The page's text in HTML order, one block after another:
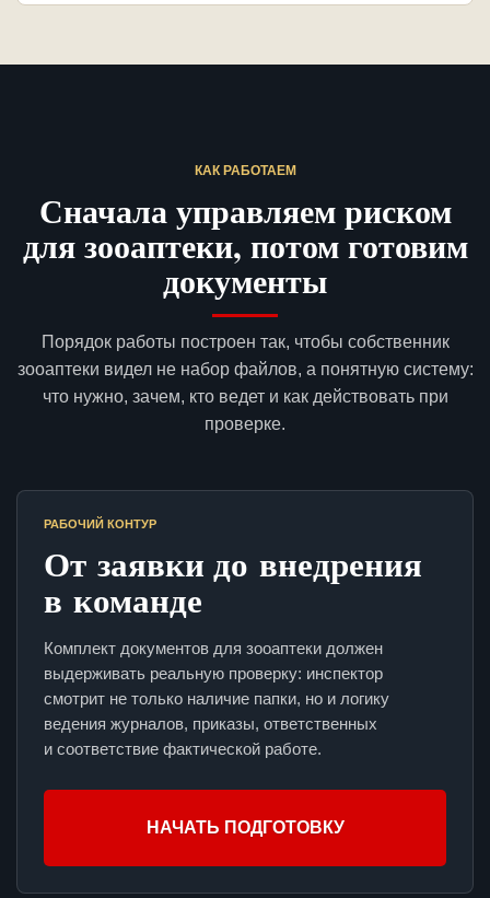
КАК РАБОТАЕМ
Сначала управляем риском
для зооаптеки, потом готовим
документы
Порядок работы построен так, чтобы собственник
зооаптеки видел не набор файлов, а понятную систему:
что нужно, зачем, кто ведет и как действовать при
проверке.
РАБОЧИЙ КОНТУР
От заявки до внедрения
в команде
Комплект документов для зооаптеки должен
выдерживать реальную проверку: инспектор
смотрит не только наличие папки, но и логику
ведения журналов, приказы, ответственных
и соответствие фактической работе.
НАЧАТЬ ПОДГОТОВКУ